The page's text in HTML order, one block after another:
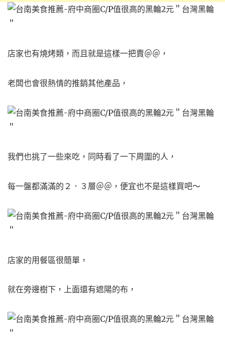
店家也有燒烤類， 而且就是這樣一把賣＠＠，
老闆也會很熱情的推銷其他產品，
我們也挑了一些來吃， 同時看了一下周圍的人，
每一盤都滿滿的２．３層＠＠， 便宜也不是這樣買吧～
店家的用餐區很簡單，
就在旁邊樹下，上面還有遮陽的布，